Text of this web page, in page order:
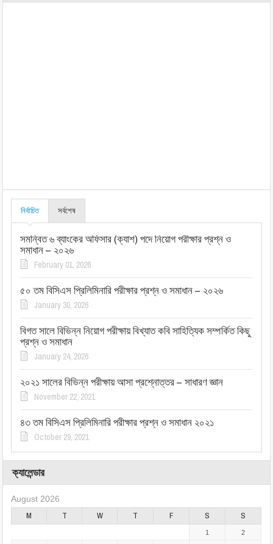
নির্বাচিত সর্বশেষ
সমন্বিত ৬ ব্যাংকের অফিসার (ক্যাশ) পদে নিয়োগ পরীক্ষার প্রশ্ন ও
সমাধান – ২০২৬
February 01, 2026
৫০ তম বিসিএস প্রিলিমিনারি পরীক্ষার প্রশ্ন ও সমাধান – ২০২৬
January 30, 2026
বিগত সালে বিভিন্ন নিয়োগ পরীক্ষায় বিখ্যাত কবি সাহিত্যিক সম্পর্কিত কিছু
প্রশ্ন ও সমাধান
January 24, 2026
২০২১ সালের বিভিন্ন পরীক্ষায় আসা প্রশ্নোত্তর – সাধারণ জ্ঞান
November 22, 2021
৪৩ তম বিসিএস প্রিলিমিনারি পরীক্ষার প্রশ্ন ও সমাধান ২০২১
October 29, 2021
ক্যালেন্ডার
August 2026
M T W T F S S
1 2